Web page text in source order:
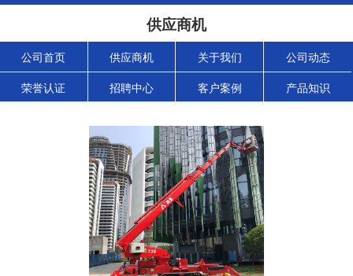
供应商机
公司首页 供应商机 关于我们 公司动态
荣誉认证 招聘中心 客户案例 产品知识